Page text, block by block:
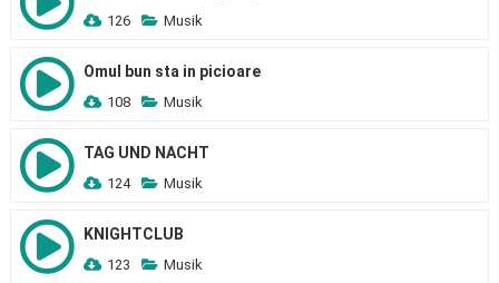
126 Musik
Omul bun sta in picioare
108 Musik
TAG UND NACHT
124 Musik
KNIGHTCLUB
123 Musik